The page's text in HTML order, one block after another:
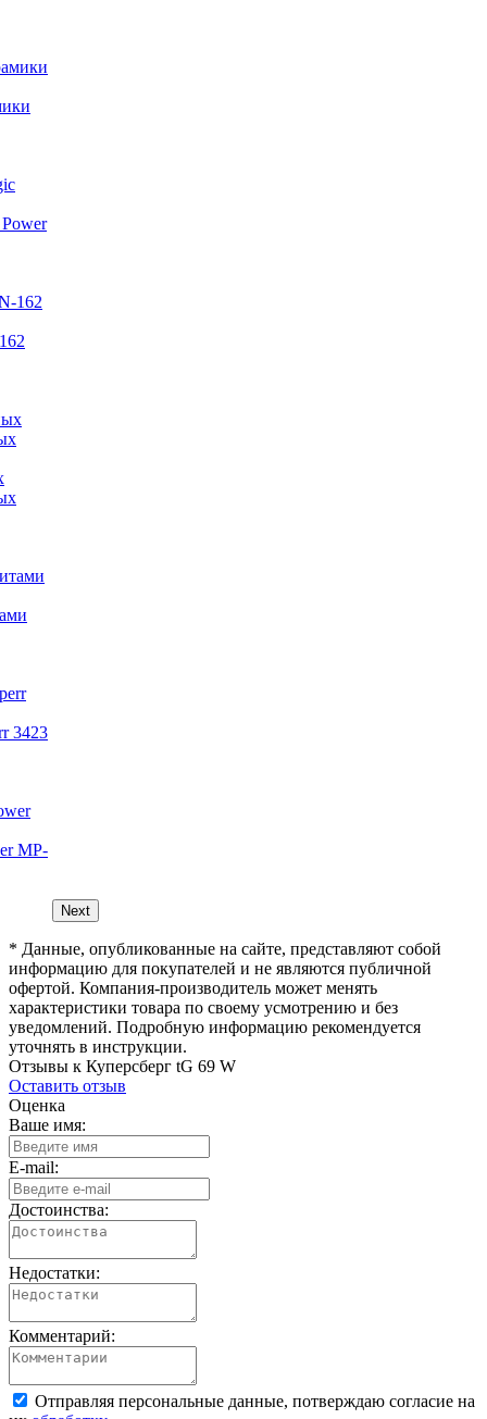
3423
MP-
Next
* Данные, опубликованные на сайте, представляют собой
информацию для покупателей и не являются публичной
офертой. Компания-производитель может менять
характеристики товара по своему усмотрению и без
уведомлений. Подробную информацию рекомендуется
уточнять в инструкции.
Отзывы к Куперсберг tG 69 W
Оставить отзыв
Оценка
Ваше имя:
E-mail:
Достоинства:
Недостатки:
Комментарий:
Отправляя персональные данные, потверждаю согласие на